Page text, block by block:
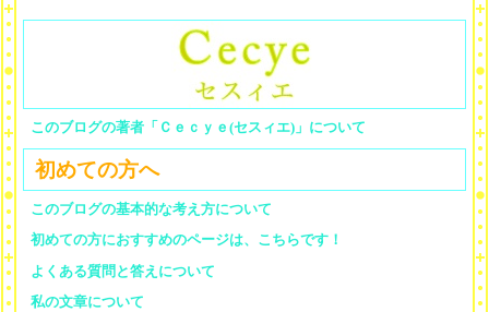
このブログの著者「Ｃｅｃｙｅ(セスィエ)」について
初めての方へ
このブログの基本的な考え方について
初めての方におすすめのページは、こちらです！
よくある質問と答えについて
私の文章について